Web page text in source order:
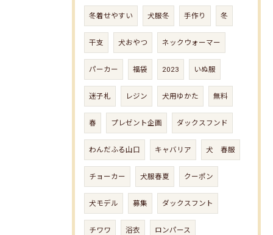
冬着せやすい 犬服冬 手作り 冬
干支 犬おやつ ネックウォーマー
パーカー 福袋 2023 いぬ服
迷子札 レジン 犬用ゆかた 無料
春 プレゼント企画 ダックスフンド
わんだふる山口 キャバリア 犬 春服
チョーカー 犬服春夏 クーポン
犬モデル 募集 ダックスフント
チワワ 浴衣 ロンパース